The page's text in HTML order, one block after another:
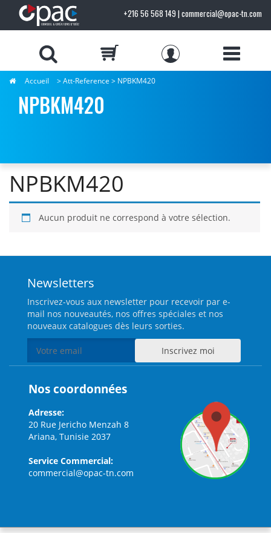
+216 56 568 149 | commercial@opac-tn.com
Accueil > Att-Reference > NPBKM420
NPBKM420
NPBKM420
Aucun produit ne correspond à votre sélection.
Newsletters
Inscrivez-vous aux newsletter pour recevoir par e-
mail nos nouveautés, nos offres spéciales et nos
nouveaux catalogues dès leurs sorties.
Nos coordonnées
Adresse:
20 Rue Jericho Menzah 8
Ariana, Tunisie 2037
Service Commercial:
commercial@opac-tn.com